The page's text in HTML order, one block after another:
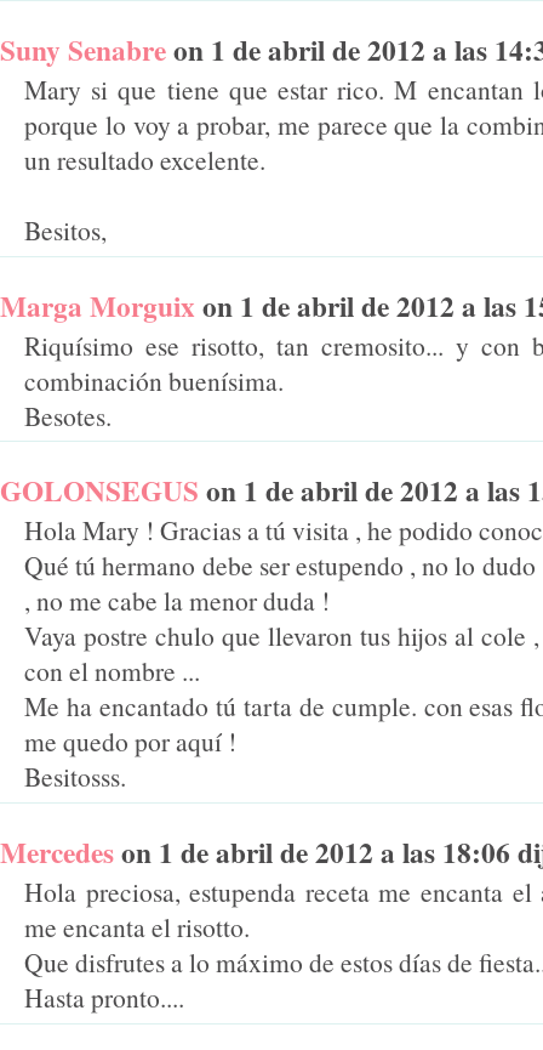
Suny Senabreon 1 de abril de 2012 a las
Mary si que tiene que estar rico. M encantan
porque lo voy a probar, me parece que la
un resultado excelente.
Besitos,
Marga Morguix on 1 de abril de 2012 a las
Riquísimo ese risotto, tan cremosito... y con
combinación buenísima.
Besotes.
GOLONSEGUS on 1 de abril de 2012 a las
Hola Mary ! Gracias a tú visita , he podido
Qué tú hermano debe ser estupendo , no lo
, no me cabe la menor duda !
Vaya postre chulo que llevaron tus hijos al cole
con el nombre ...
Me ha encantado tú tarta de cumple. con esas
me quedo por aquí !
Besitosss.
Mercedeson 1 de abril de 2012 a las 18:06
Hola preciosa, estupenda receta me encanta
me encanta el risotto.
Que disfrutes a lo máximo de estos días de
Hasta pronto....